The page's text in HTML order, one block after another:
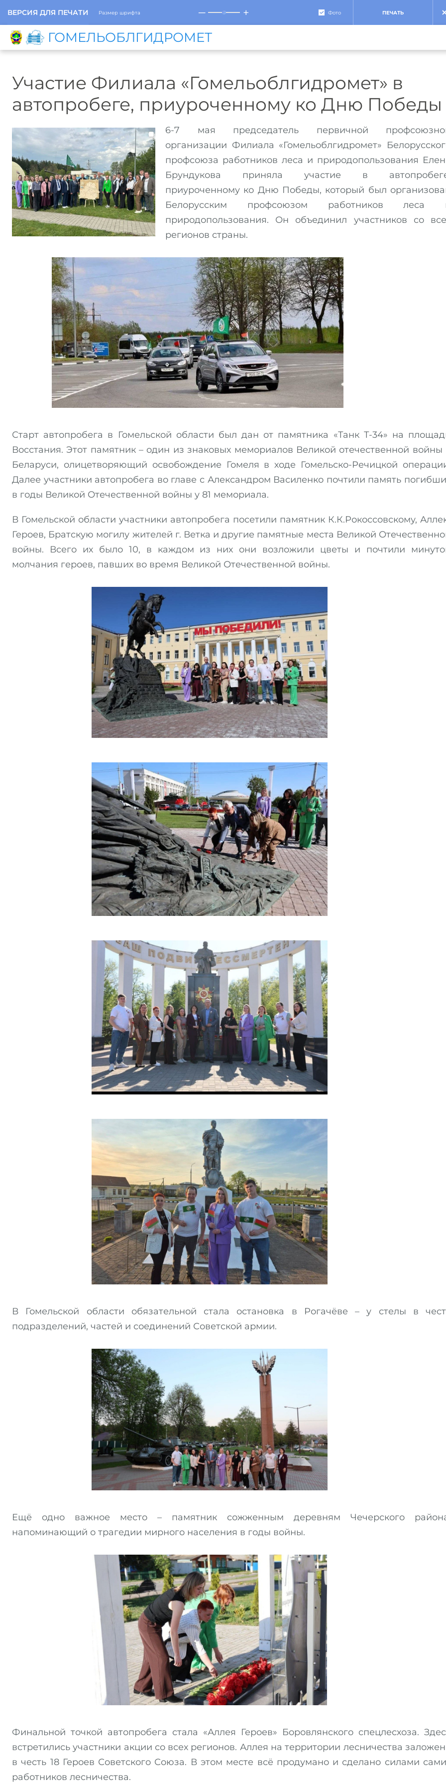
ВЕРСИЯ ДЛЯ ПЕЧАТИ Размер шрифта ─ + Фото ПЕЧАТЬ
ГОМЕЛЬОБЛГИДРОМЕТ
Участие Филиала «Гомельоблгидромет» в
автопробеге, приуроченному ко Дню Победы
6-7 мая председатель первичной
организации Филиала «Гомельоблгидромет»
профсоюза работников леса и природопользования
Брундукова приняла участие в
приуроченному ко Дню Победы, который был
Белорусским профсоюзом работников леса
природопользования. Он объединил участников со
регионов страны.
Старт автопробега в Гомельской области был дан от памятника «Танк Т-34» на
Восстания. Этот памятник – один из знаковых мемориалов Великой отечественной войны
Беларуси, олицетворяющий освобождение Гомеля в ходе Гомельско-Речицкой
Далее участники автопробега во главе с Александром Василенко почтили память
в годы Великой Отечественной войны у 81 мемориала.
В Гомельской области участники автопробега посетили памятник К.К.Рокоссовскому,
Героев, Братскую могилу жителей г. Ветка и другие памятные места Великой
войны. Всего их было 10, в каждом из них они возложили цветы и почтили
молчания героев, павших во время Великой Отечественной войны.
В Гомельской области обязательной стала остановка в Рогачёве – у стелы в
подразделений, частей и соединений Советской армии.
Ещё одно важное место – памятник сожженным деревням Чечерского
напоминающий о трагедии мирного населения в годы войны.
Финальной точкой автопробега стала «Аллея Героев» Боровлянского спецлесхоза.
встретились участники акции со всех регионов. Аллея на территории лесничества
в честь 18 Героев Советского Союза. В этом месте всё продумано и сделано силами
работников лесничества.